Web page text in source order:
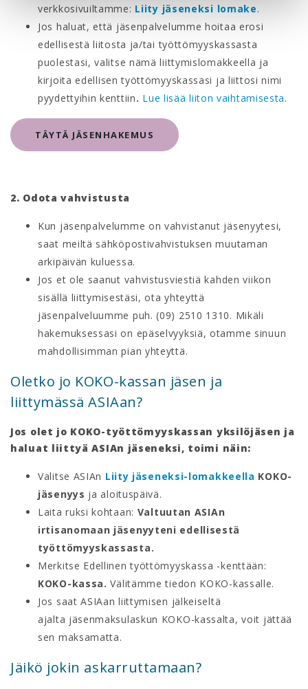
verkkosivuiltamme: Liity jäseneksi lomake.
Jos haluat, että jäsenpalvelumme hoitaa erosi
edellisestä liitosta ja/tai työttömyyskassasta
puolestasi, valitse nämä liittymislomakkeella ja
kirjoita edellisen työttömyyskassasi ja liittosi nimi
pyydettyihin kenttiin. Lue lisää liiton vaihtamisesta.
TÄYTÄ JÄSENHAKEMUS
2. Odota vahvistusta
Kun jäsenpalvelumme on vahvistanut jäsenyytesi,
saat meiltä sähköpostivahvistuksen muutaman
arkipäivän kuluessa.
Jos et ole saanut vahvistusviestiä kahden viikon
sisällä liittymisestäsi, ota yhteyttä
jäsenpalveluumme puh. (09) 2510 1310. Mikäli
hakemuksessasi on epäselvyyksiä, otamme sinuun
mahdollisimman pian yhteyttä.
Oletko jo KOKO-kassan jäsen ja
liittymässä ASIAan?
Jos olet jo KOKO-työttömyyskassan yksilöjäsen ja
haluat liittyä ASIAn jäseneksi, toimi näin:
Valitse ASIAn Liity jäseneksi-lomakkeella KOKO-
jäsenyys ja aloituspäivä.
Laita ruksi kohtaan: Valtuutan ASIAn
irtisanomaan jäsenyyteni edellisestä
työttömyyskassasta.
Merkitse Edellinen työttömyyskassa -kenttään:
KOKO-kassa. Välitämme tiedon KOKO-kassalle.
Jos saat ASIAan liittymisen jälkeiseltä
ajalta jäsenmaksulaskun KOKO-kassalta, voit jättää
sen maksamatta.
Jäikö jokin askarruttamaan?